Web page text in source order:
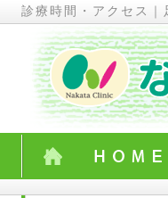
診療時間・アクセス